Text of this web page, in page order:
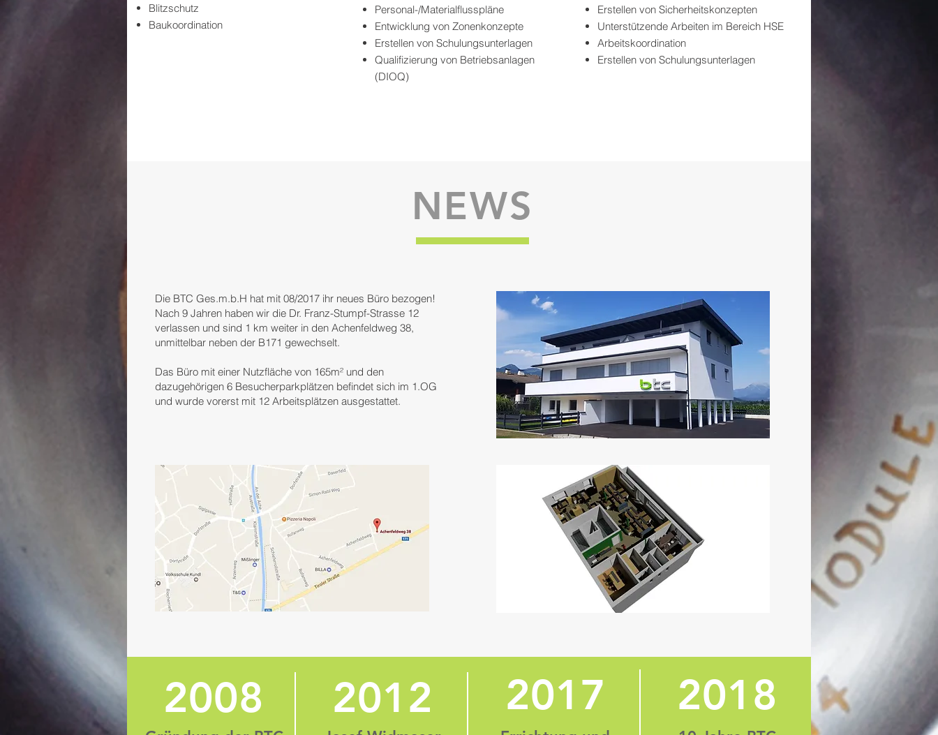
Blitzschutz
Baukoordination
Personal-/Materialflusspläne
Entwicklung von Zonenkonzepte
Erstellen von Schulungsunterlagen
Qualifizierung von Betriebsanlagen
(DIOQ)
Erstellen von Sicherheitskonzepten
Unterstützende Arbeiten im Bereich HSE
Arbeitskoordination
Erstellen von Schulungsunterlagen
NEWS
Die BTC Ges.m.b.H hat mit 08/2017 ihr neues Büro bezogen!
Nach 9 Jahren haben wir die Dr. Franz-Stumpf-Strasse 12
verlassen und sind 1 km weiter in den Achenfeldweg 38,
unmittelbar neben der B171 gewechselt.
Das Büro mit einer Nutzfläche von 165m² und den
dazugehörigen 6 Besucherparkplätzen befindet sich im 1.OG
und wurde vorerst mit 12 Arbeitsplätzen ausgestattet.
2008 2012 2017 2018